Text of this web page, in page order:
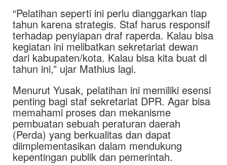
“Pelatihan seperti ini perlu dianggarkan tiap
tahun karena strategis. Staf harus responsif
terhadap penyiapan draf raperda. Kalau bisa
kegiatan ini melibatkan sekretariat dewan
dari kabupaten/kota. Kalau bisa kita buat di
tahun ini,” ujar Mathius lagi.
Menurut Yusak, pelatihan ini memiliki esensi
penting bagi staf sekretariat DPR. Agar bisa
memahami proses dan mekanisme
pembuatan sebuah peraturan daerah
(Perda) yang berkualitas dan dapat
diimplementasikan dalam mendukung
kepentingan publik dan pemerintah.